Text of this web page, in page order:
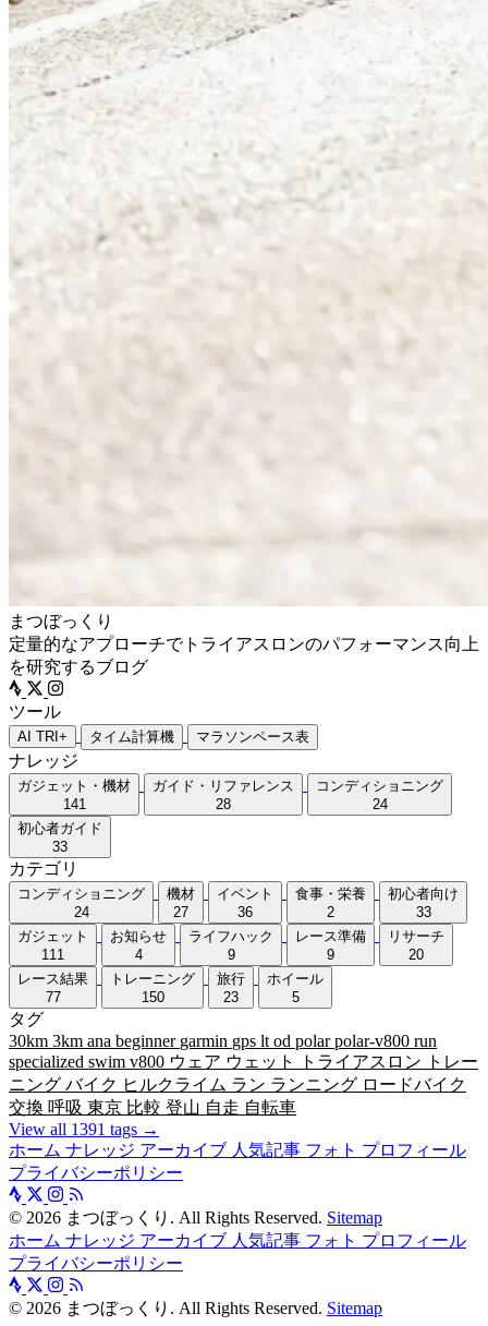
まつぼっくり
定量的なアプローチでトライアスロンのパフォーマンス向上
を研究するブログ
ツール
AI TRI+ タイム計算機 マラソンペース表
ナレッジ
ガジェット・機材
141
ガイド・リファレンス
28
コンディショニング
24
初心者ガイド
33
カテゴリ
コンディショニング
24
機材
27
イベント
36
食事・栄養
2
初心者向け
33
ガジェット
111
お知らせ
4
ライフハック
9
レース準備
9
リサーチ
20
レース結果
77
トレーニング
150
旅行
23
ホイール
5
タグ
30km 3km ana beginner garmin gps lt od polarpolar-v800 run
specialized swim v800 ウェア ウェット トライアスロン
トレー
ニング バイク ヒルクライム ラン ランニング ロードバイク
交換 呼吸 東京 比較 登山 自走 自転車
View all 1391 tags →
ホーム ナレッジ アーカイブ 人気記事 フォト プロフィール
プライバシーポリシー
© 2026 まつぼっくり. All Rights Reserved. Sitemap
ホーム ナレッジ アーカイブ 人気記事 フォト プロフィール
プライバシーポリシー
© 2026 まつぼっくり. All Rights Reserved. Sitemap